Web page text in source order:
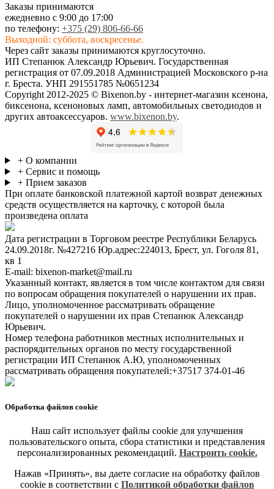
Заказы принимаются
ежедневно с 9:00 до 17:00
по телефону: +375 (29) 806-66-66
Выходной: суббота, воскресенье.
Через сайт заказы принимаются круглосуточно.
ИП Степанюк Александр Юрьевич. Государственная
регистрация от 07.09.2018 Администрацией Московского р-на
г. Бреста. УНП 291551785 №0651234
Copyright 2012-2025 © Bixenon.by - интернет-магазин ксенона,
биксенона, ксеноновых ламп, автомобильных светодиодов и
других автоаксессуаров. www.bixenon.by.
+ О компании
+ Сервис и помощь
+ Прием заказов
При оплате банковской платежной картой возврат денежных
средств осуществляется на карточку, с которой была
произведена оплата
Дата регистрации в Торговом реестре Республики Беларусь
24.09.2018г. №427216 Юр.адрес:224013, Брест, ул. Гоголя 81,
кв 1
E-mail: bixenon-market@mail.ru
Указанный контакт, является в том числе контактом для связи
по вопросам обращения покупателей о нарушении их прав.
Лицо, уполномоченное рассматривать обращение
покупателей о нарушении их прав Степанюк Александр
Юрьевич.
Номер телефона работников местных исполнительных и
распорядительных органов по месту государственной
регистрации ИП Степанюк А.Ю, уполномоченных
рассматривать обращения покупателей:+37517 374-01-46
Обработка файлов cookie
Наш сайт использует файлы cookie для улучшения
пользовательского опыта, сбора статистики и представления
персонализированных рекомендаций. Настроить cookie.
Нажав «Принять», вы даете согласие на обработку файлов
cookie в соответствии с Политикой обработки файлов